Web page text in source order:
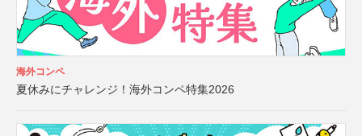
海外コンペ
夏休みにチャレンジ！海外コンペ特集2026